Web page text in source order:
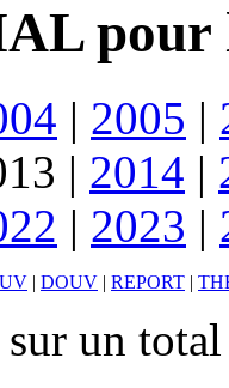
pour
| 2005 |
| 2014 |
| 2023 |
| DOUV | REPORT |
un